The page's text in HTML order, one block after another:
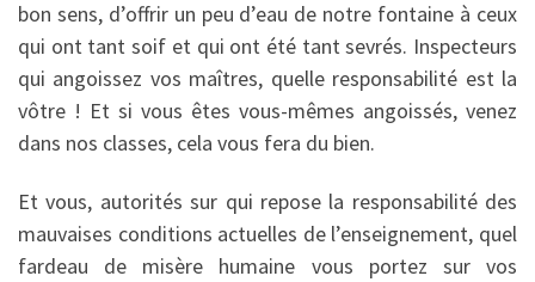
bon sens, d’offrir un peu d’eau de notre fontaine à ceux
qui ont tant soif et qui ont été tant sevrés. Inspecteurs
qui angoissez vos maîtres, quelle responsabilité est la
vôtre ! Et si vous êtes vous-mêmes angoissés, venez
dans nos classes, cela vous fera du bien.
Et vous, autorités sur qui repose la responsabilité des
mauvaises conditions actuelles de l’enseignement, quel
fardeau de misère humaine vous portez sur vos